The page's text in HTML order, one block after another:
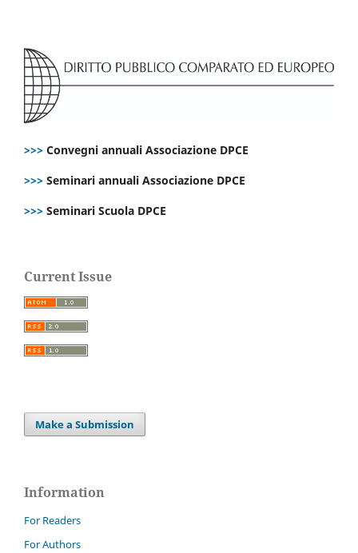
>>> Convegni annuali Associazione DPCE
>>> Seminari annuali Associazione DPCE
>>> Seminari Scuola DPCE
Current Issue
Make a Submission
Information
For Readers
For Authors